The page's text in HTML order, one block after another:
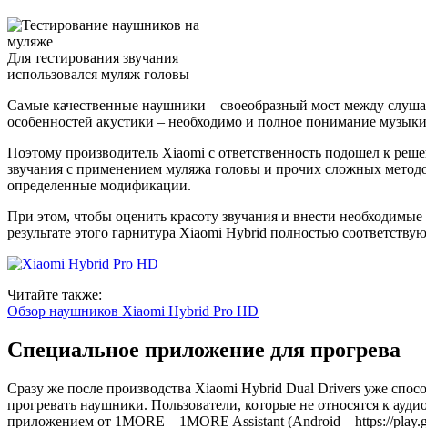
Для тестирования звучания
использовался муляж головы
Самые качественные наушники – своеобразный мост между
особенностей акустики – необходимо и полное понимание
Поэтому производитель Xiaomi с ответственность подошел к
звучания с применением муляжа головы и прочих сложных
определенные модификации.
При этом, чтобы оценить красоту звучания и внести
результате этого гарнитура Xiaomi Hybrid полностью
Читайте также:
Обзор наушников Xiaomi Hybrid Pro HD
Специальное приложение для прогрева
Сразу же после производства Xiaomi Hybrid Dual Drivers уже
прогревать наушники. Пользователи, которые не относятся к
приложением от 1MORE – 1MORE Assistant (Android – https://